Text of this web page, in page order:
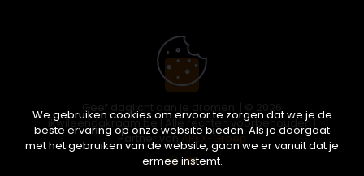
Geef daglicht aan je dromen. | © 2026
ikwileendakraam.be | Alle rechten voorbehouden |
Partner vanAPEX-Groep
We gebruiken cookies om ervoor te zorgen dat we je de
beste ervaring op onze website bieden. Als je doorgaat
met het gebruiken van de website, gaan we er vanuit dat je
ermee instemt.